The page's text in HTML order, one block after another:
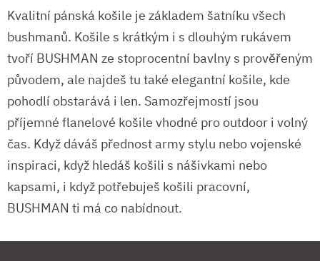
Kvalitní pánská košile je základem šatníku všech
bushmanů. Košile s krátkým i s dlouhým rukávem
tvoří BUSHMAN ze stoprocentní bavlny s prověřeným
původem, ale najdeš tu také elegantní košile, kde
pohodlí obstarává i len. Samozřejmostí jsou
příjemné flanelové košile vhodné pro outdoor i volný
čas. Když dáváš přednost army stylu nebo vojenské
inspiraci, když hledáš košili s nášivkami nebo
kapsami, i když potřebuješ košili pracovní,
BUSHMAN ti má co nabídnout.